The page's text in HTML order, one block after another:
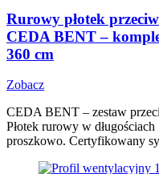
Rurowy płotek
CEDA BENT –
360 cm
Zobacz
CEDA BENT – zestaw
Płotek rurowy w długościach
proszkowo. Certyfikowany